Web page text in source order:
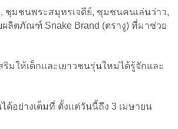
ชุมชนพระสมุทรเจดีย์, ชุมชนคนเล่นว่าว,
ลิตภัณฑ์ Snake Brand (ตรางู) ที่มาช่วย
มให้เด็กและเยาวชนรุ่นใหม่ได้รู้จักและ
อย่างเต็มที่ ตั้งแต่วันนี้ถึง 3 เมษายน